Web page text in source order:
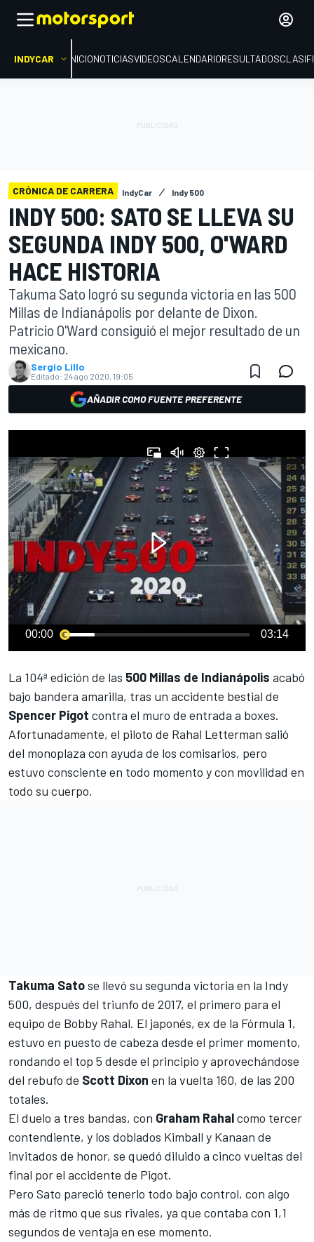
INDYCAR INICIONOTICIASVIDEOSCALENDARIORESULTADOS
CRÓNICA DE CARRERA IndyCar Indy 500
INDY 500: SATO SE LLEVA SU
SEGUNDA INDY 500, O'WARD
HACE HISTORIA
Takuma Sato logró su segunda victoria en las 500
Millas de Indianápolis por delante de Dixon.
Patricio O'Ward consiguió el mejor resultado de un
mexicano.
Sergio Lillo
Editado: 24 ago 2020, 19:05
AÑADIR COMO FUENTE PREFERENTE
00:00 03:14
La 104ª edición de las 500 Millas de Indianápolis acabó
bajo bandera amarilla, tras un accidente bestial de
Spencer Pigot contra el muro de entrada a boxes.
Afortunadamente, el piloto de Rahal Letterman salió
del monoplaza con ayuda de los comisarios, pero
estuvo consciente en todo momento y con movilidad en
todo su cuerpo.
Takuma Satose llevó su segunda victoria en la Indy
500, después del triunfo de 2017, el primero para el
equipo de Bobby Rahal. El japonés, ex de la Fórmula 1,
estuvo en puesto de cabeza desde el primer momento,
rondando el top 5 desde el principio y aprovechándose
del rebufo de Scott Dixon en la vuelta 160, de las 200
totales.
El duelo a tres bandas, con Graham Rahalcomo tercer
contendiente, y los doblados Kimball y Kanaan de
invitados de honor, se quedó diluido a cinco vueltas del
final por el accidente de Pigot.
Pero Sato pareció tenerlo todo bajo control, con algo
más de ritmo que sus rivales, ya que contaba con 1,1
segundos de ventaja en ese momento.